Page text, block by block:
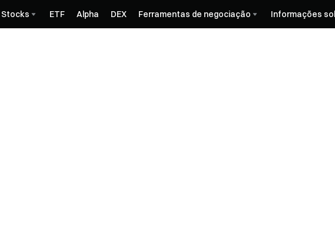
Stocks ETF Alpha DEX Ferramentas de negociação Informações